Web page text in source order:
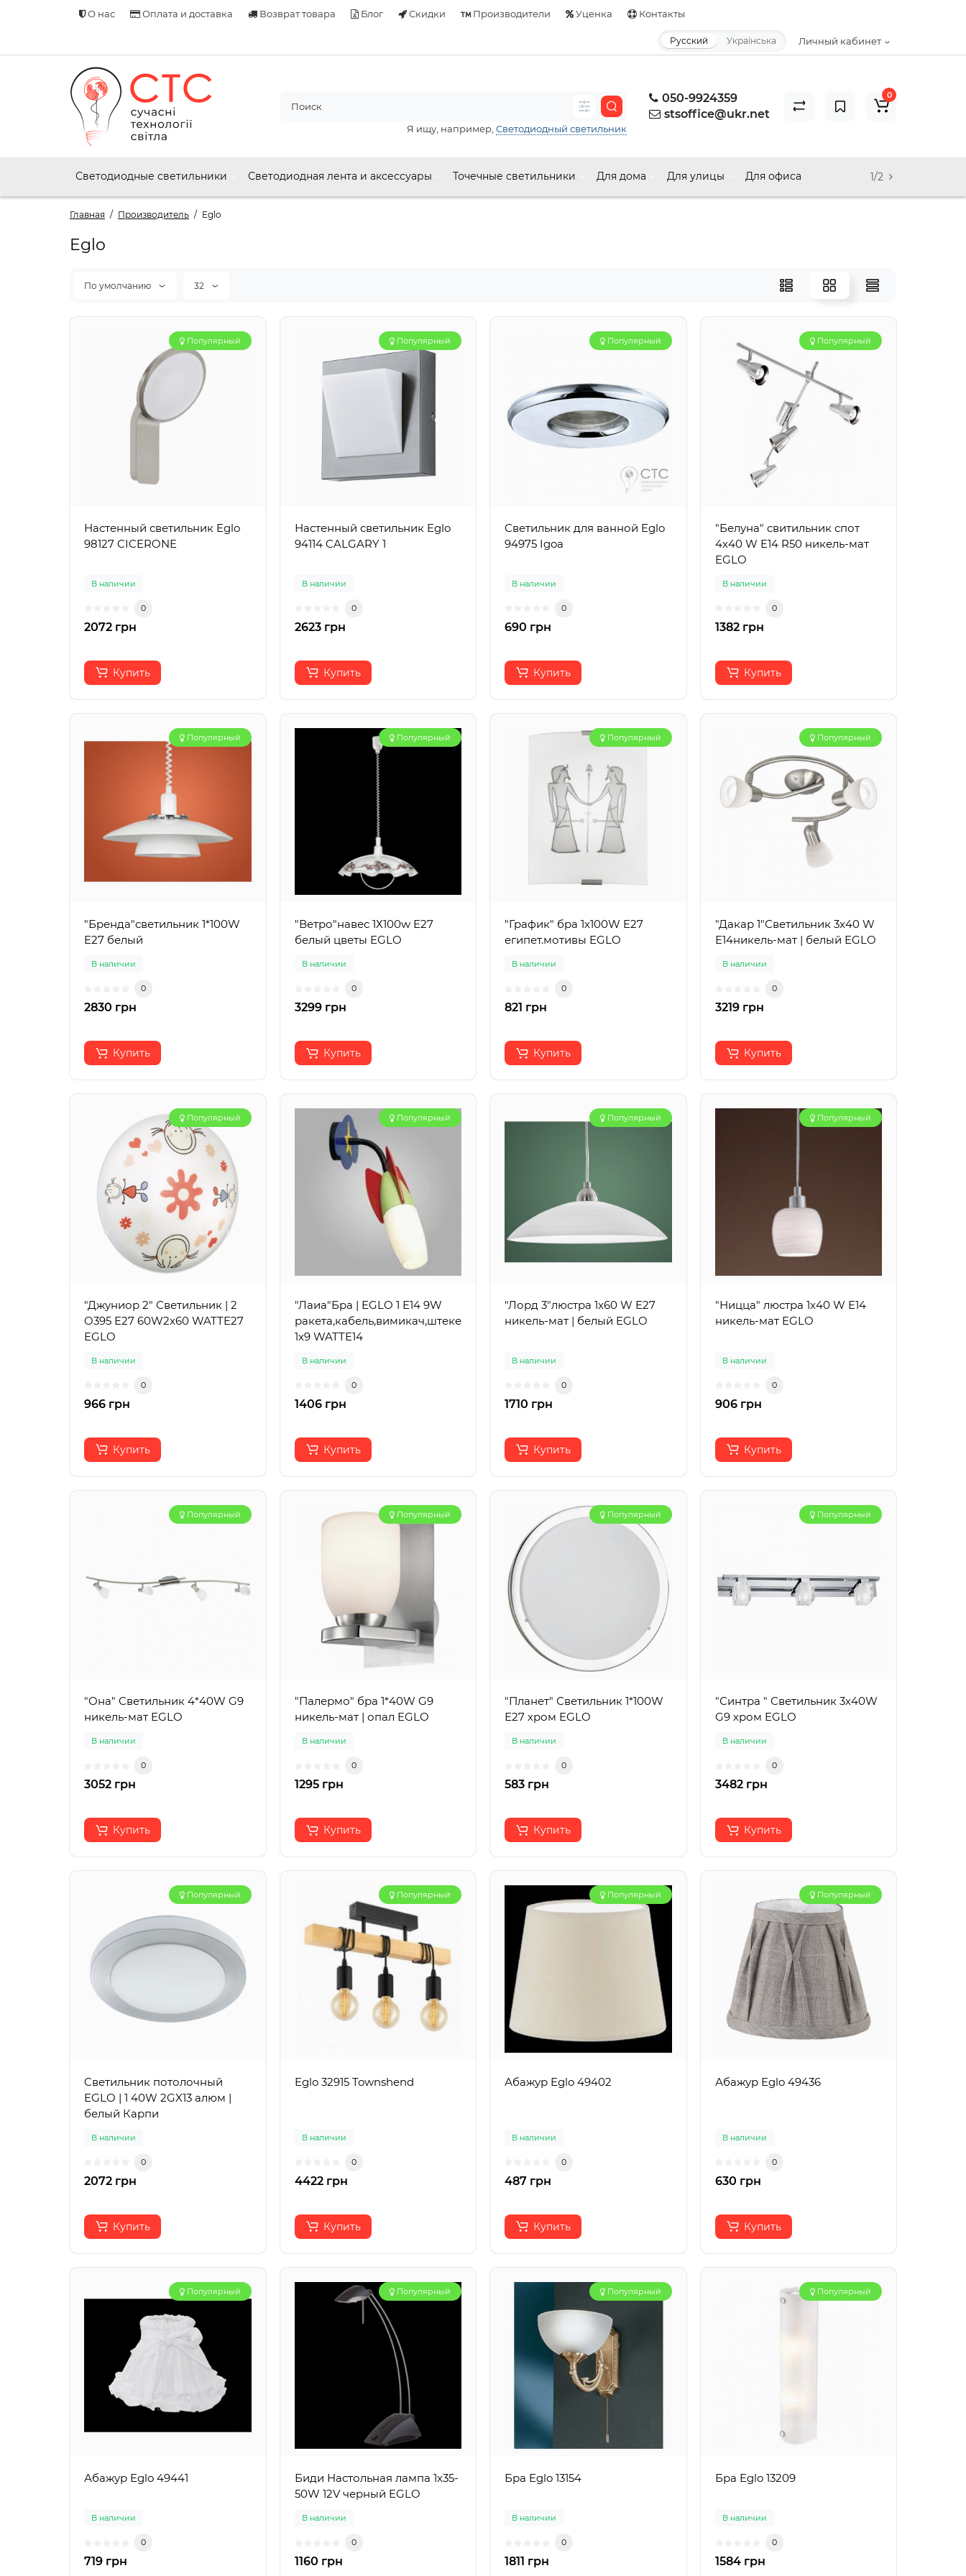
О нас Оплата и доставка Возврат товара Блог Скидки Производители Уценка Контакты
Личный кабинет
Русский Українська
050-9924359
stsoffice@ukr.net
Я ищу, например, Светодиодный светильник
0
Светодиодные светильники Светодиодная лента и аксессуары Точечные светильники Для дома Для улицы Для офиса 1/2
Главная Производитель Eglo
Eglo
По умолчанию 32
Популярный
Настенный светильник Eglo
98127 CICERONE
В наличии
0
2072 грн
Купить
Популярный
Настенный светильник Eglo
94114 CALGARY 1
В наличии
0
2623 грн
Купить
Популярный
Светильник для ванной Eglo
94975 Igoa
В наличии
0
690 грн
Купить
Популярный
"Белуна" cвитильник спот
4x40 W E14 R50 никель-мат
EGLO
В наличии
0
1382 грн
Купить
Популярный
"Бренда"светильник 1*100W
E27 белый
В наличии
0
2830 грн
Купить
Популярный
"Ветро"навес 1Х100w E27
белый цветы EGLO
В наличии
0
3299 грн
Купить
Популярный
"График" бра 1х100W E27
египет.мотивы EGLO
В наличии
0
821 грн
Купить
Популярный
"Дакар 1"Светильник 3x40 W
E14никель-мат | белый EGLO
В наличии
0
3219 грн
Купить
Популярный
"Джуниор 2" Светильник | 2
O395 E27 60W2x60 WATTE27
EGLO
В наличии
0
966 грн
Купить
Популярный
"Лаиа"Бра | EGLO 1 E14 9W
ракета,кабель,вимикач,штекер
1x9 WATTE14
В наличии
0
1406 грн
Купить
Популярный
"Лорд 3"люстра 1x60 W E27
никель-мат | белый EGLO
В наличии
0
1710 грн
Купить
Популярный
"Ницца" люстра 1x40 W E14
никель-мат EGLO
В наличии
0
906 грн
Купить
Популярный
"Она" Светильник 4*40W G9
никель-мат EGLO
В наличии
0
3052 грн
Купить
Популярный
"Палермо" бра 1*40W G9
никель-мат | опал EGLO
В наличии
0
1295 грн
Купить
Популярный
"Планет" Светильник 1*100W
Е27 хром EGLO
В наличии
0
583 грн
Купить
Популярный
"Синтра " Светильник 3х40W
G9 хром EGLO
В наличии
0
3482 грн
Купить
Популярный
Cветильник потолочный
EGLO | 1 40W 2GX13 алюм |
белый Карпи
В наличии
0
2072 грн
Купить
Популярный
Eglo 32915 Townshend
В наличии
0
4422 грн
Купить
Популярный
Абажур Eglo 49402
В наличии
0
487 грн
Купить
Популярный
Абажур Eglo 49436
В наличии
0
630 грн
Купить
Популярный
Абажур Eglo 49441
В наличии
0
719 грн
Популярный
Биди Настольная лампа 1х35-
50W 12V черный EGLO
В наличии
0
1160 грн
Популярный
Бра Eglo 13154
В наличии
0
1811 грн
Популярный
Бра Eglo 13209
В наличии
0
1584 грн